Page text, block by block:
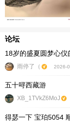
论坛
18岁的盛夏圆梦心仪
雨停了（ 2026-
五十㖊西藏游
XB_1TVkZ6MoJ
得瑟一下 宝珀5054